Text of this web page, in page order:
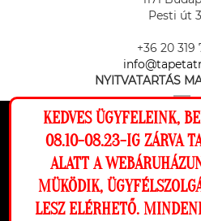
Ez a weboldal cookie-kat
lehető legjobb élményt
Beállítások
Pesti út
+36 20 319
NYITVATARTÁS
Az online fizetést a Barion Payment
száma: H-EN-I-
KEDVES ÜGYFELEINK,
08.10-08.23-IG ZÁRVA
ALATT A
MÜKÖDIK,
LESZ ELÉRHETŐ.